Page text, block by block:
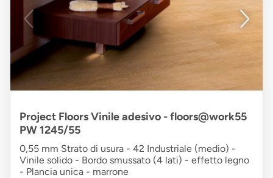
Project Floors Vinile adesivo - floors@work55
PW 1245/55
0,55 mm Strato di usura - 42 Industriale (medio) -
Vinile solido - Bordo smussato (4 lati) - effetto legno
- Plancia unica - marrone